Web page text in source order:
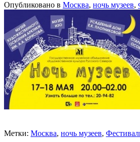
Опубликовано в Москва, ночь музеев,
Метки: Москва, ночь музеев,